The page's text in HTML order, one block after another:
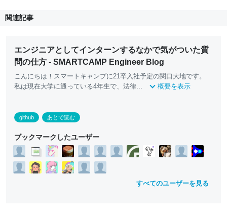
関連記事
エンジニアとしてインターンするなかで気がついた質
問の仕方 - SMARTCAMP Engineer Blog
こんにちは！スマートキャンプに21卒入社予定の関口大地です。
私は現在大学に通っている4年生で、法律...
概要を表示
github あとで読む
ブックマークしたユーザー
すべてのユーザーを見る